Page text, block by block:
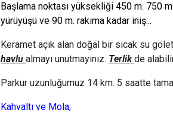
Başlama noktası yüksekliği 450 m. 750
yürüyüşü ve 90 m. rakıma kadar iniş...
Keramet açık alan doğal bir sıcak su
havlu almayı unutmayınız. Terlikde
Parkur uzunluğumuz 14 km. 5 saatte
Kahvaltı ve Mola;